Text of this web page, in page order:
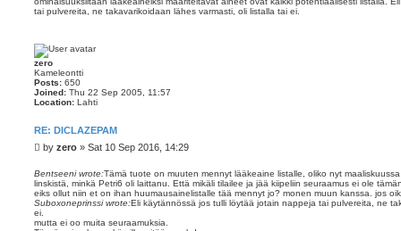
tai pulvereita, ne takavarikoidaan lähes varmasti, oli listalla tai ei.
zero
Kameleontti
Posts: 650
Joined: Thu 22 Sep 2005, 11:57
Location: Lahti
RE: DICLAZEPAM
P
s
t
by zero » Sat 10 Sep 2016, 14:29
Bentseeni wrote:Tämä tuote on muuten mennyt lääkeaine listalle, oliko nyt
linskistä, minkä Petri6 oli laittanu. Että mikäli tilailee ja jää kiipeliin seuraamus ei ole
eiks ollut niin et on ihan huumausainelistalle tää mennyt jo? monen muun kanssa. jos
Suboxoneprinssi wrote:Eli käytännössä jos tulli löytää jotain nappeja tai pulvereita, ne
ei.
mutta ei oo muita seuraamuksia.